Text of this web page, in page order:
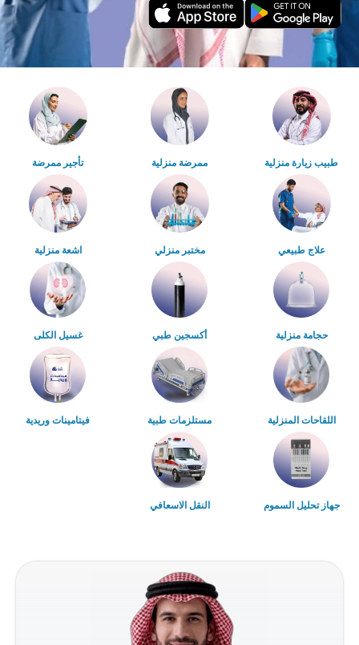
طبيب زيارة منزلية ممرضة منزلية تأجير ممرضة
علاج طبيعي مختبر منزلي اشعة منزلية
حجامة منزلية أكسجين طبي غسيل الكلى
اللقاحات المنزلية مستلزمات طبية فيتامينات وريدية
جهاز تحليل السموم النقل الاسعافي